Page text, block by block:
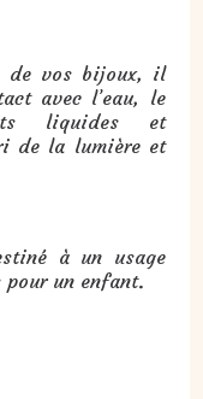
de vos bijoux, il
avec l’eau, le
liquides et
de la lumière et
à un usage
un enfant.